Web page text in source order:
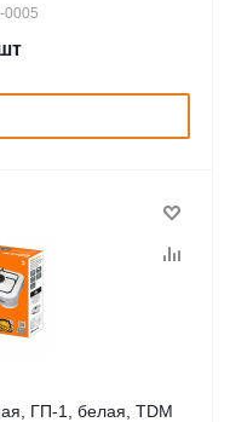
0005
ГП-1, белая, TDM